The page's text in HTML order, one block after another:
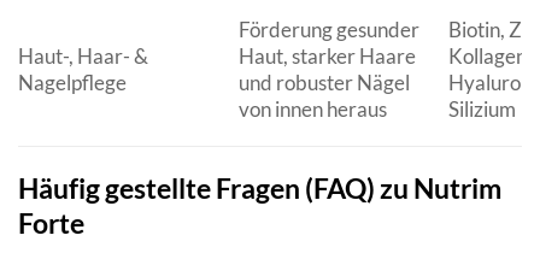
Haut-, Haar- &
Nagelpflege
Förderung gesunder
Haut, starker Haare
und robuster Nägel
von innen heraus
Biotin,
Silizium
Häufig gestellte Fragen (FAQ) zu Nutrim
Forte